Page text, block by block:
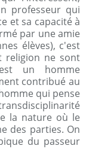
professeur qui
et sa capacité à
par une amie
élèves), c'est
religion ne sont
un homme
contribué au
qui pense
la nature où le
des parties. On
du passeur